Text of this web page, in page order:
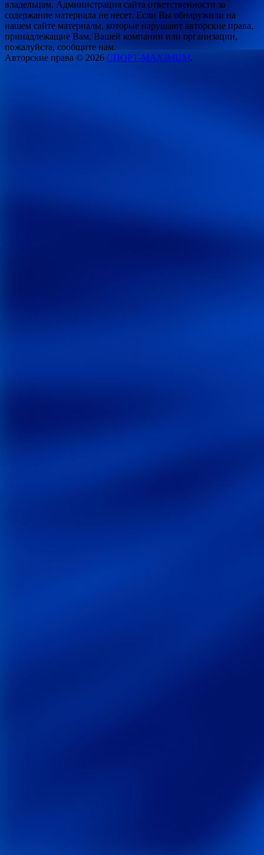
владельцам. Администрация сайта ответственности за
содержание материала не несет. Если Вы обнаружили на
нашем сайте материалы, которые нарушают авторские права,
принадлежащие Вам, Вашей компании или организации,
пожалуйста, сообщите нам.
Авторские права © 2026 СПОРТ-MAXIMUM.